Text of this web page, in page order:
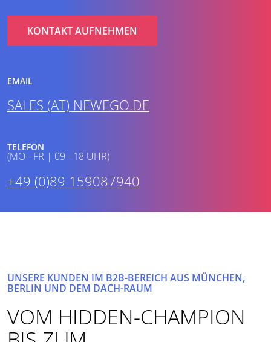
KONTAKT AUFNEHMEN
EMAIL
SALES (AT) NEWEGO.DE
TELEFON
(MO - FR | 09 - 18 UHR)
+49 (0)89 159087940
UNSERE KUNDEN IM B2B-BEREICH AUS MÜNCHEN,
BERLIN UND DEM DACH-RAUM
VOM HIDDEN-CHAMPION